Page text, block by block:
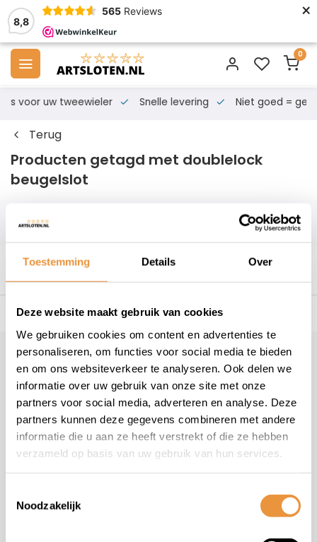
Toestemming Details Over
Deze website maakt gebruik van cookies
We gebruiken cookies om content en advertenties te
personaliseren, om functies voor social media te bieden
en om ons websiteverkeer te analyseren. Ook delen we
informatie over uw gebruik van onze site met onze
partners voor social media, adverteren en analyse. Deze
partners kunnen deze gegevens combineren met andere
informatie die u aan ze heeft verstrekt of die ze hebben
verzameld op basis van uw gebruik van hun services.
Noodzakelijk
8,8
565 Reviews ×
0
voor uw tweewieler Snelle levering Niet goed = geld
Terug
Producten getagd met doublelock
beugelslot
Filters
voor uw tweewieler Snelle levering
Klantenservice
Veelgestelde vragen
+31 78 780 2330
info@artsloten.nl